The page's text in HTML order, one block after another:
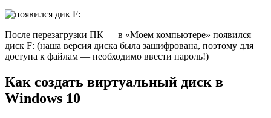
После перезагрузки ПК — в «Моем компьютере» появился
диск F: (наша версия диска была зашифрована, поэтому для
доступа к файлам — необходимо ввести пароль!)
Как создать виртуальный диск в
Windows 10